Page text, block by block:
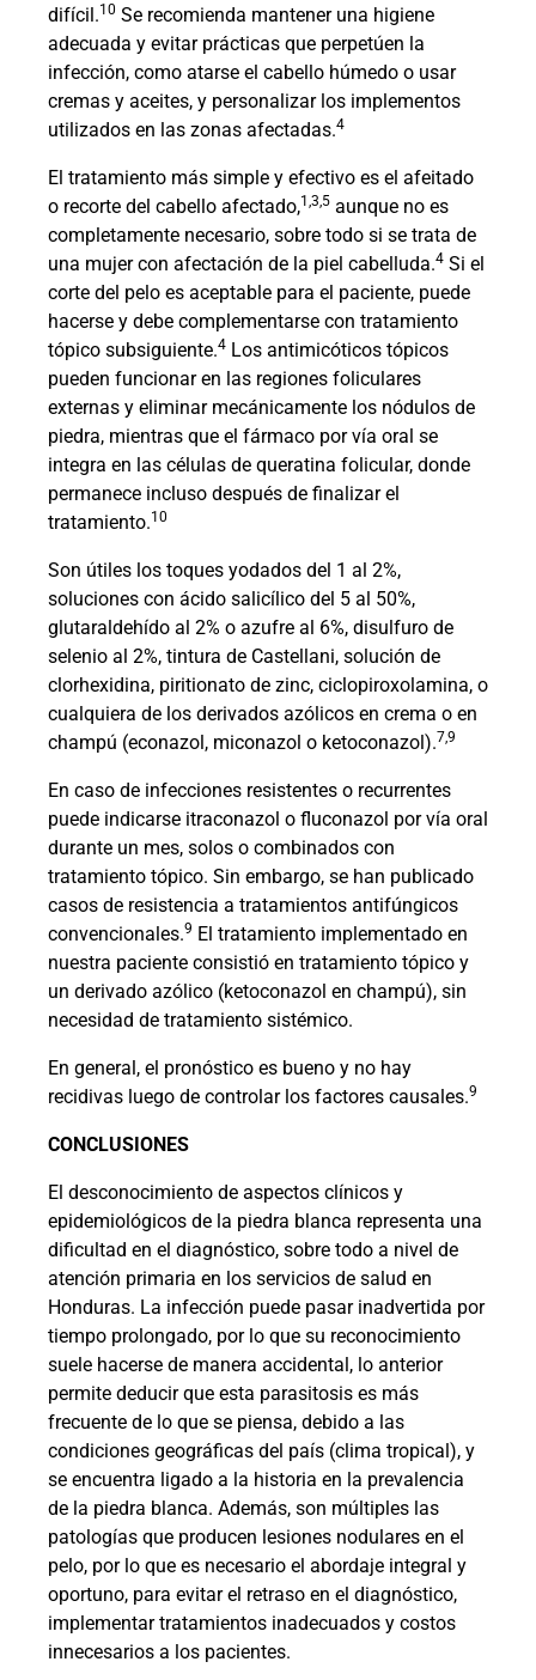
difícil.10 Se recomienda mantener una higiene
adecuada y evitar prácticas que perpetúen la
infección, como atarse el cabello húmedo o usar
cremas y aceites, y personalizar los implementos
utilizados en las zonas afectadas.4
El tratamiento más simple y efectivo es el afeitado
o recorte del cabello afectado,1,3,5 aunque no es
completamente necesario, sobre todo si se trata de
una mujer con afectación de la piel cabelluda.4 Si el
corte del pelo es aceptable para el paciente, puede
hacerse y debe complementarse con tratamiento
tópico subsiguiente.4 Los antimicóticos tópicos
pueden funcionar en las regiones foliculares
externas y eliminar mecánicamente los nódulos de
piedra, mientras que el fármaco por vía oral se
integra en las células de queratina folicular, donde
permanece incluso después de finalizar el
tratamiento.10
Son útiles los toques yodados del 1 al 2%,
soluciones con ácido salicílico del 5 al 50%,
glutaraldehído al 2% o azufre al 6%, disulfuro de
selenio al 2%, tintura de Castellani, solución de
clorhexidina, piritionato de zinc, ciclopiroxolamina, o
cualquiera de los derivados azólicos en crema o en
champú (econazol, miconazol o ketoconazol).7,9
En caso de infecciones resistentes o recurrentes
puede indicarse itraconazol o fluconazol por vía oral
durante un mes, solos o combinados con
tratamiento tópico. Sin embargo, se han publicado
casos de resistencia a tratamientos antifúngicos
convencionales.9 El tratamiento implementado en
nuestra paciente consistió en tratamiento tópico y
un derivado azólico (ketoconazol en champú), sin
necesidad de tratamiento sistémico.
En general, el pronóstico es bueno y no hay
recidivas luego de controlar los factores causales.9
CONCLUSIONES
El desconocimiento de aspectos clínicos y
epidemiológicos de la piedra blanca representa una
dificultad en el diagnóstico, sobre todo a nivel de
atención primaria en los servicios de salud en
Honduras. La infección puede pasar inadvertida por
tiempo prolongado, por lo que su reconocimiento
suele hacerse de manera accidental, lo anterior
permite deducir que esta parasitosis es más
frecuente de lo que se piensa, debido a las
condiciones geográficas del país (clima tropical), y
se encuentra ligado a la historia en la prevalencia
de la piedra blanca. Además, son múltiples las
patologías que producen lesiones nodulares en el
pelo, por lo que es necesario el abordaje integral y
oportuno, para evitar el retraso en el diagnóstico,
implementar tratamientos inadecuados y costos
innecesarios a los pacientes.